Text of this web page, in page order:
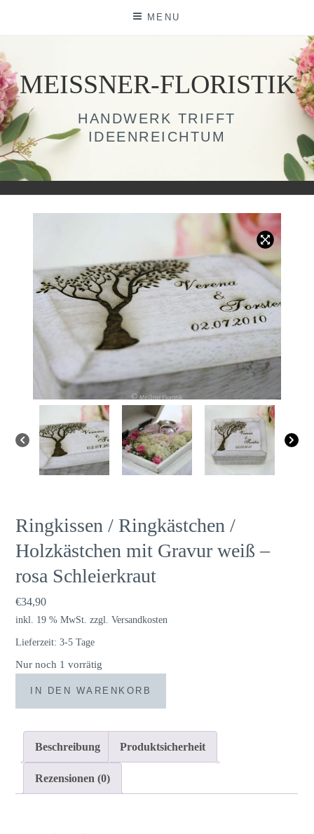
MENU
MEISSNER-FLORISTIK
HANDWERK TRIFFT
IDEENREICHTUM
Ringkissen / Ringkästchen /
Holzkästchen mit Gravur weiß –
rosa Schleierkraut
€34,90
inkl. 19 % MwSt. zzgl.Versandkosten
Lieferzeit:3-5 Tage
Nur noch 1 vorrätig
Gravur
IN DEN WARENKORB
Beschreibung Produktsicherheit
Rezensionen (0)